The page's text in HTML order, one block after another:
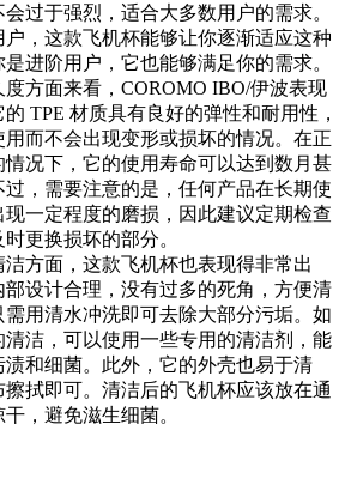
过于强烈，适合大多数用户的需求。
，这款飞机杯能够让你逐渐适应这种
进阶用户，它也能够满足你的需求。
度方面来看，COROMO IBO/伊波表现
TPE 材质具有良好的弹性和耐用性，
而不会出现变形或损坏的情况。在正
况下，它的使用寿命可以达到数月甚
，需要注意的是，任何产品在长期使
现一定程度的磨损，因此建议定期检查
更换损坏的部分。
洁方面，这款飞机杯也表现得非常出
设计合理，没有过多的死角，方便清
用清水冲洗即可去除大部分污垢。如
洁，可以使用一些专用的清洁剂，能
和细菌。此外，它的外壳也易于清
拭即可。清洁后的飞机杯应该放在通
，避免滋生细菌。